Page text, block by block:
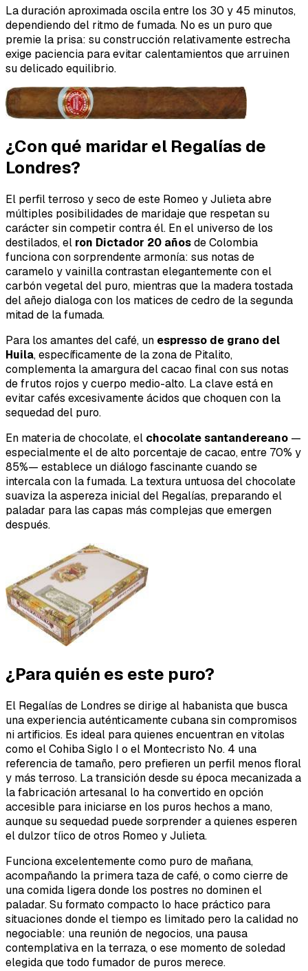
La duración aproximada oscila entre los 30 y 45 minutos,
dependiendo del ritmo de fumada. No es un puro que
premie la prisa: su construcción relativamente estrecha
exige paciencia para evitar calentamientos que arruinen
su delicado equilibrio.
¿Con qué maridar el Regalías de
Londres?
El perfil terroso y seco de este Romeo y Julieta abre
múltiples posibilidades de maridaje que respetan su
carácter sin competir contra él. En el universo de los
destilados, el ron Dictador 20 añosde Colombia
funciona con sorprendente armonía: sus notas de
caramelo y vainilla contrastan elegantemente con el
carbón vegetal del puro, mientras que la madera tostada
del añejo dialoga con los matices de cedro de la segunda
mitad de la fumada.
Para los amantes del café, un espresso de grano del
Huila, específicamente de la zona de Pitalito,
complementa la amargura del cacao final con sus notas
de frutos rojos y cuerpo medio-alto. La clave está en
evitar cafés excesivamente ácidos que choquen con la
sequedad del puro.
En materia de chocolate, el chocolate santandereano —
especialmente el de alto porcentaje de cacao, entre 70% y
85%— establece un diálogo fascinante cuando se
intercala con la fumada. La textura untuosa del chocolate
suaviza la aspereza inicial del Regalías, preparando el
paladar para las capas más complejas que emergen
después.
¿Para quién es este puro?
El Regalías de Londres se dirige al habanista que busca
una experiencia auténticamente cubana sin compromisos
ni artificios. Es ideal para quienes encuentran en vitolas
como el Cohiba Siglo I o el Montecristo No. 4 una
referencia de tamaño, pero prefieren un perfil menos floral
y más terroso. La transición desde su época mecanizada a
la fabricación artesanal lo ha convertido en opción
accesible para iniciarse en los puros hechos a mano,
aunque su sequedad puede sorprender a quienes esperen
el dulzor tíico de otros Romeo y Julieta.
Funciona excelentemente como puro de mañana,
acompañando la primera taza de café, o como cierre de
una comida ligera donde los postres no dominen el
paladar. Su formato compacto lo hace práctico para
situaciones donde el tiempo es limitado pero la calidad no
negociable: una reunión de negocios, una pausa
contemplativa en la terraza, o ese momento de soledad
elegida que todo fumador de puros merece.